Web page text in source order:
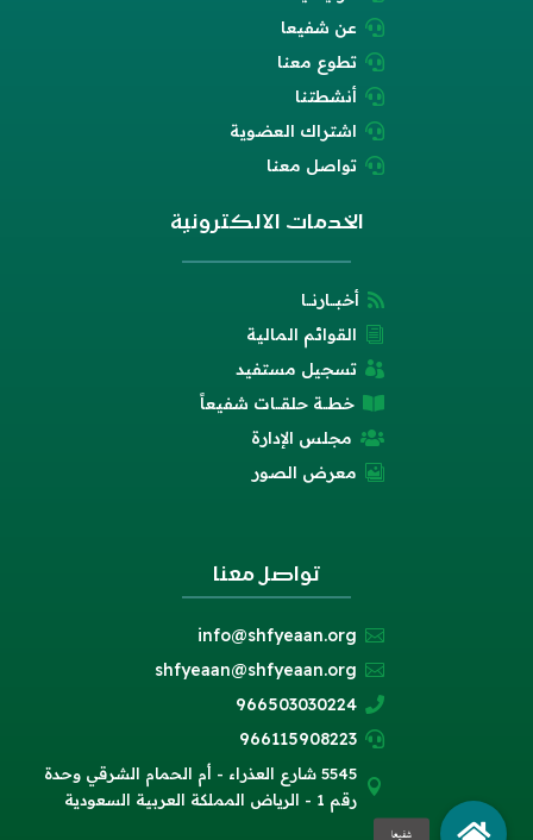
 عن شفيعا
 تطوع معنا
 أنشطتنا
 اشتراك العضوية
 تواصل معنا
الخدمات الالكترونية
 أخبــارنــا
i القوائم المالية
 تسجيل مستفيد
خطــة حلقــات شفيعاً
 مجلس الإدارة
 معرض الصور
تواصل معنا

info@shfyeaan.org

shfyeaan@shfyeaan.org

966503030224

966115908223

5545 شارع العذراء - أم الحمام الشرقي وحدة
رقم 1 - الرياض المملكة العربية السعودية